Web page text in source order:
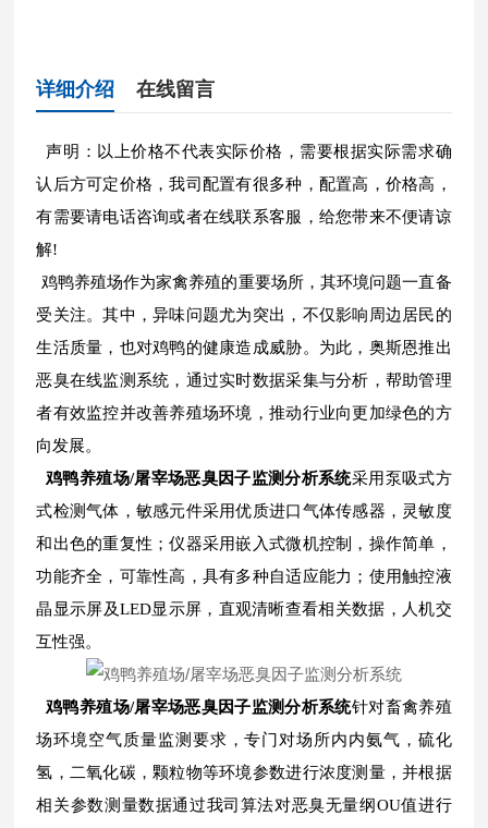
详细介绍 在线留言
声明：以上价格不代表实际价格，需要根据实际需求确
认后方可定价格，我司配置有很多种，配置高，价格高，
有需要请电话咨询或者在线联系客服，给您带来不便请谅
解!
鸡鸭养殖场作为家禽养殖的重要场所，其环境问题一直备
受关注。其中，异味问题尤为突出，不仅影响周边居民的
生活质量，也对鸡鸭的健康造成威胁。为此，奥斯恩推出
恶臭在线监测系统，通过实时数据采集与分析，帮助管理
者有效监控并改善养殖场环境，推动行业向更加绿色的方
向发展。
鸡鸭养殖场/屠宰场恶臭因子监测分析系统采用泵吸式方
式检测气体，敏感元件采用优质进口气体传感器，灵敏度
和出色的重复性；仪器采用嵌入式微机控制，操作简单，
功能齐全，可靠性高，具有多种自适应能力；使用触控液
晶显示屏及LED显示屏，直观清晰查看相关数据，人机交
互性强。
鸡鸭养殖场/屠宰场恶臭因子监测分析系统针对畜禽养殖
场环境空气质量监测要求，专门对场所内内氨气，硫化
氢，二氧化碳，颗粒物等环境参数进行浓度测量，并根据
相关参数测量数据通过我司算法对恶臭无量纲OU值进行